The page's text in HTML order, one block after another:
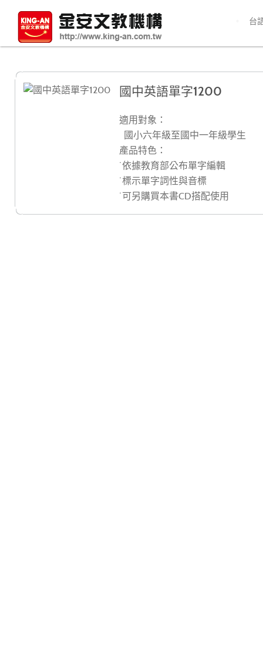
台
國中英語單字1200
適用對象：
國小六年級至國中一年級學生
產品特色：
˙依據教育部公布單字編輯
˙標示單字詞性與音標
˙可另購買本書CD搭配使用